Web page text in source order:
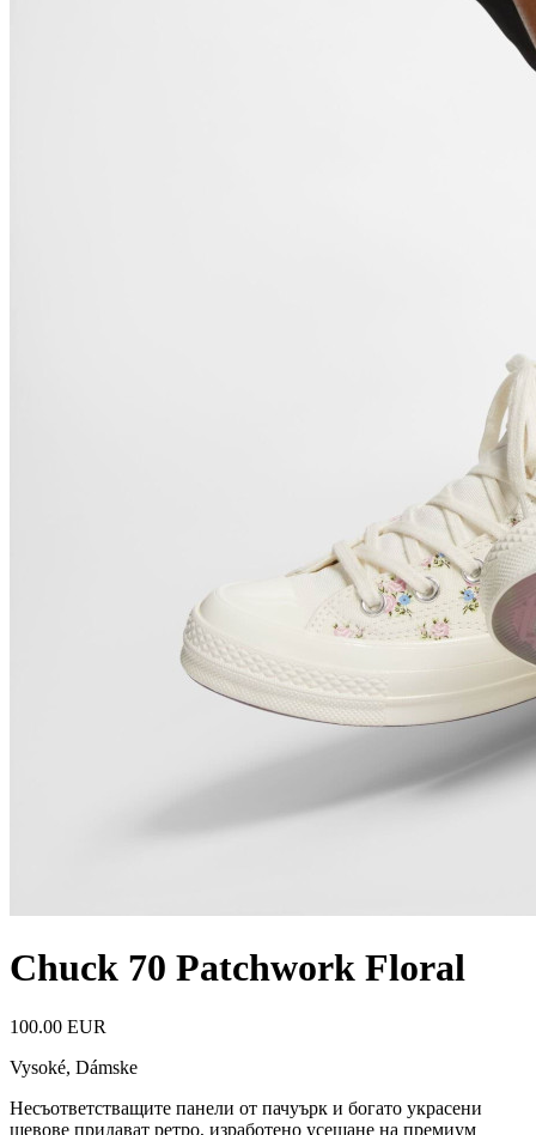
Chuck 70 Patchwork Floral
100.00 EUR
Vysoké, Dámske
Несъответстващите панели от пачуърк и богато украсени
шевове придават ретро, изработено усещане на премиум